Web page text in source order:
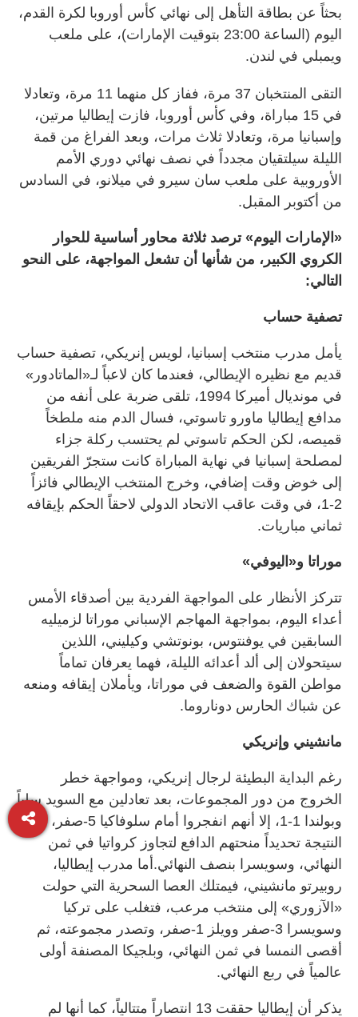
بحثاً عن بطاقة التأهل إلى نهائي كأس أوروبا لكرة القدم،
اليوم (الساعة 23:00 بتوقيت الإمارات)، على ملعب
ويمبلي في لندن.
التقى المنتخبان 37 مرة، ففاز كل منهما 11 مرة، وتعادلا
في 15 مباراة، وفي كأس أوروبا، فازت إيطاليا مرتين،
وإسبانيا مرة، وتعادلا ثلاث مرات، وبعد الفراغ من قمة
الليلة سيلتقيان مجدداً في نصف نهائي دوري الأمم
الأوروبية على ملعب سان سيرو في ميلانو، في السادس
من أكتوبر المقبل.
«الإمارات اليوم» ترصد ثلاثة محاور أساسية للحوار
الكروي الكبير، من شأنها أن تشعل المواجهة، على النحو
التالي:
تصفية حساب
يأمل مدرب منتخب إسبانيا، لويس إنريكي، تصفية حساب
قديم مع نظيره الإيطالي، فعندما كان لاعباً لـ«الماتادور»
في مونديال أميركا 1994، تلقى ضربة على أنفه من
مدافع إيطاليا ماورو تاسوتي، فسال الدم منه ملطخاً
قميصه، لكن الحكم تاسوتي لم يحتسب ركلة جزاء
لمصلحة إسبانيا في نهاية المباراة كانت ستجرّ الفريقين
إلى خوض وقت إضافي، وخرج المنتخب الإيطالي فائزاً
2-1، في وقت عاقب الاتحاد الدولي لاحقاً الحكم بإيقافه
ثماني مباريات.
موراتا و«اليوفي»
تتركز الأنظار على المواجهة الفردية بين أصدقاء الأمس
أعداء اليوم، بمواجهة المهاجم الإسباني موراتا لزميليه
السابقين في يوفنتوس، بونوتشي وكيليني، اللذين
سيتحولان إلى ألد أعدائه الليلة، فهما يعرفان تماماً
مواطن القوة والضعف في موراتا، ويأملان إيقافه ومنعه
عن شباك الحارس دوناروما.
مانشيني وإنريكي
رغم البداية البطيئة لرجال إنريكي، ومواجهة خطر
الخروج من دور المجموعات، بعد تعادلين مع السويد سلباً
وبولندا 1-1، إلا أنهم انفجروا أمام سلوفاكيا 5-صفر، وهذه
النتيجة تحديداً منحتهم الدافع لتجاوز كرواتيا في ثمن
النهائي، وسويسرا بنصف النهائي.أما مدرب إيطاليا،
روبيرتو مانشيني، فيمتلك العصا السحرية التي حولت
«الآزوري» إلى منتخب مرعب، فتغلب على تركيا
وسويسرا 3-صفر وويلز 1-صفر، وتصدر مجموعته، ثم
أقصى النمسا في ثمن النهائي، وبلجيكا المصنفة أولى
عالمياً في ربع النهائي.
يذكر أن إيطاليا حققت 13 انتصاراً متتالياً، كما أنها لم